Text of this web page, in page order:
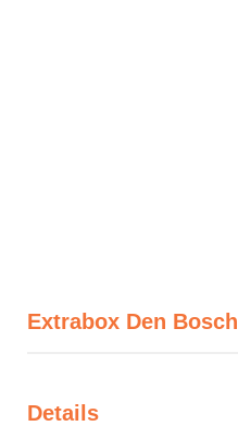
Extrabox Den Bosch
Details